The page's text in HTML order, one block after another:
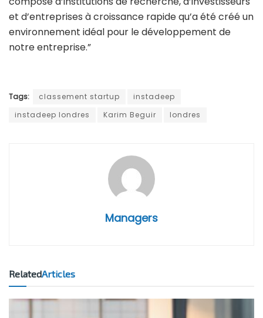
et d’entreprises à croissance rapide qu’a été créé un
environnement idéal pour le développement de
notre entreprise.”
Tags: classement startup
instadeep
instadeep londres
Karim Beguir londres
Managers
RelatedArticles